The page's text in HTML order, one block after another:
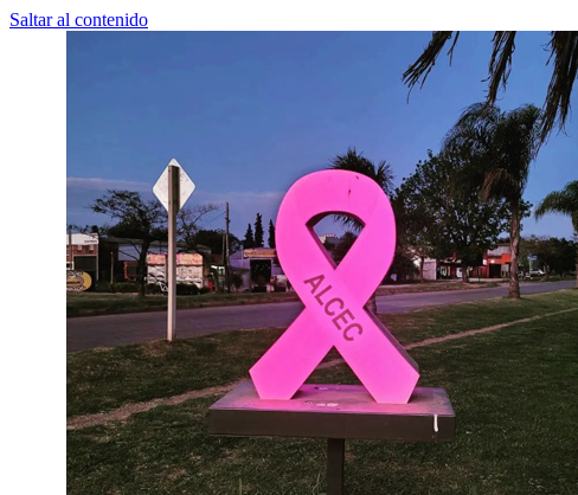
Saltar al contenido